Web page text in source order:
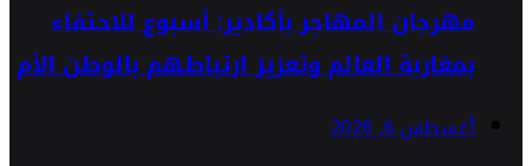
مهرجان المهاجر بأكادير: أسبوع للاحتفاء
بمغاربة العالم وتعزيز ارتباطهم بالوطن الأم
أغسطس 6, 2026